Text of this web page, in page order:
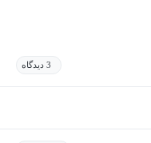
3 دیدگاه